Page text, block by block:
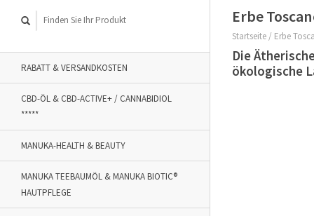
RABATT & VERSANDKOSTEN
CBD-ÖL & CBD-ACTIVE+ / CANNABIDIOL
*****
MANUKA-HEALTH & BEAUTY
MANUKA TEEBAUMÖL & MANUKA BIOTIC®
HAUTPFLEGE
Erbe
Startseite / Erbe
Die
ökologische